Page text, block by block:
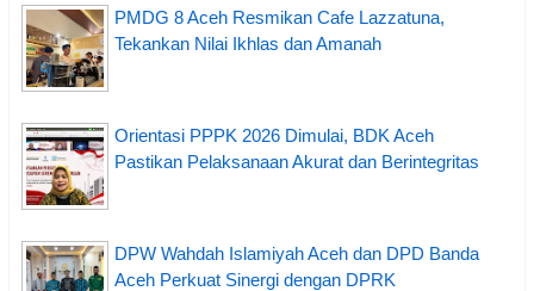
PMDG 8 Aceh Resmikan Cafe Lazzatuna,
Tekankan Nilai Ikhlas dan Amanah
Orientasi PPPK 2026 Dimulai, BDK Aceh
Pastikan Pelaksanaan Akurat dan Berintegritas
DPW Wahdah Islamiyah Aceh dan DPD Banda
Aceh Perkuat Sinergi dengan DPRK